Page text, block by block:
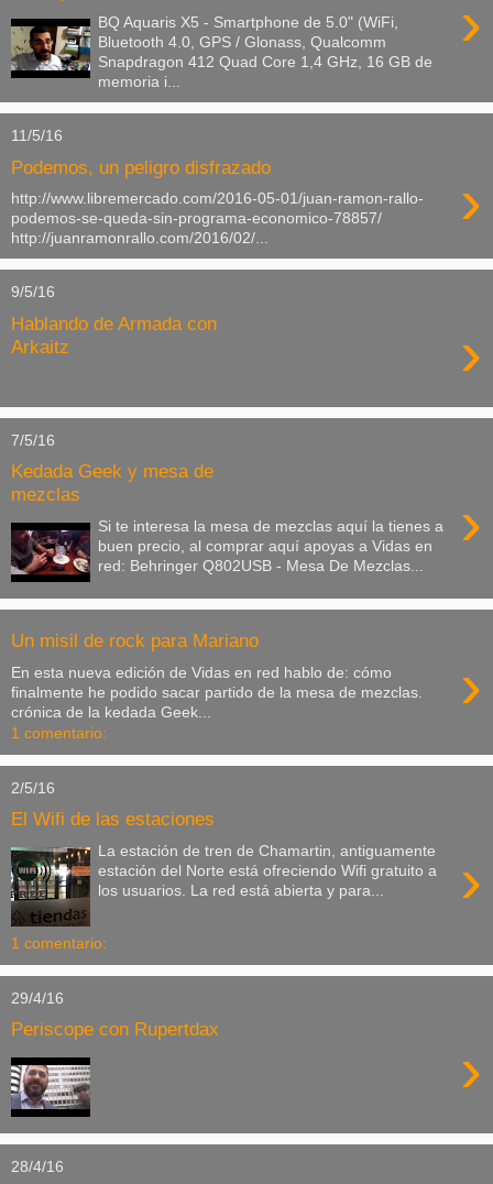
›
BQ Aquaris X5 - Smartphone de 5.0" (WiFi,
Bluetooth 4.0, GPS / Glonass, Qualcomm
Snapdragon 412 Quad Core 1,4 GHz, 16 GB de
memoria i...
11/5/16
Podemos, un peligro disfrazado ›
http://www.libremercado.com/2016-05-01/juan-ramon-rallo-
podemos-se-queda-sin-programa-economico-78857/
http://juanramonrallo.com/2016/02/...
9/5/16
Hablando de Armada con
Arkaitz
›
7/5/16
Kedada Geek y mesa de
mezclas
›
Si te interesa la mesa de mezclas aquí la tienes a
buen precio, al comprar aquí apoyas a Vidas en
red: Behringer Q802USB - Mesa De Mezclas...
Un misil de rock para Mariano
›
En esta nueva edición de Vidas en red hablo de: cómo
finalmente he podido sacar partido de la mesa de mezclas.
crónica de la kedada Geek...
1 comentario:
2/5/16
El Wifi de las estaciones
›
La estación de tren de Chamartin, antiguamente
estación del Norte está ofreciendo Wifi gratuito a
los usuarios. La red está abierta y para...
1 comentario:
29/4/16
Periscope con Rupertdax
›
28/4/16